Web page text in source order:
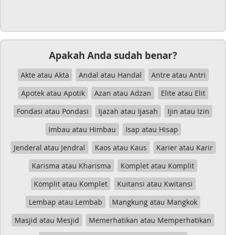
Apakah Anda sudah benar?
Akte atau Akta Andal atau Handal
Antre atau Antri
Apotek atau Apotik
Azan atau Adzan
Elite atau Elit
Fondasi atau Pondasi
Ijazah atau Ijasah
Ijin atau Izin
Imbau atau Himbau
Isap atau Hisap
Jenderal atau Jendral
Kaos atau Kaus
Karier atau Karir
Karisma atau Kharisma
Komplet atau Komplit
Komplit atau Komplet
Kuitansi atau Kwitansi
Lembap atau Lembab
Mangkung atau Mangkok
Masjid atau Mesjid
Memerhatikan atau Memperhatikan